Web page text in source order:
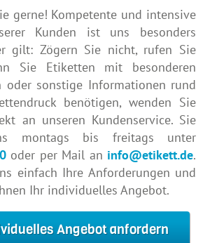
gerne! Kompetente und intensive
Kunden ist uns besonders
gilt: Zögern Sie nicht, rufen Sie
Sie Etiketten mit besonderen
oder sonstige Informationen rund
benötigen, wenden Sie
an unseren Kundenservice. Sie
montags bis freitags unter
oder per Mail an info@etikett.de.
einfach Ihre Anforderungen und
Ihr individuelles Angebot.
Angebot anfordern